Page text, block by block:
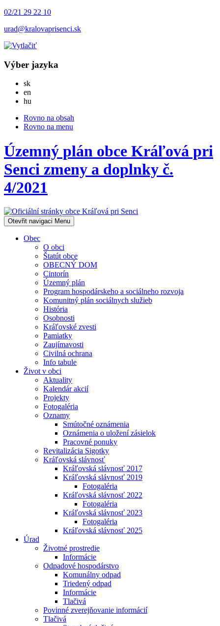
02/21 29 22 10
urad@kralovaprisenci.sk
Výber jazyka
skSlovensky
en
hu
Rovno na obsah
Rovno na menu
Územný plán obce Kráľová pri
Senci zmeny a doplnky č.
4/2021
Otevřit navigaci Menu
Obec
O obci
Štatút obce
OBECNÝ DOM
Cintorín
Územný plán
Program hospodárskeho a sociálneho rozvoja
Komunitný plán sociálnych služieb
História
Osobnosti
Kráľovské zvesti
Pamiatky
Zaujímavosti
Civilná ochrana
Info tabule
Život v obci
Aktuality
Kalendár akcií
Projekty
Fotogaléria
Oznamy
Smútočné oznámenia
Oznámenia o uložení zásielok
Pracovné ponuky
Revitalizácia Sigotky
Kráľovská slávnosť
Kráľovská slávnosť 2017
Kráľovská slávnosť 2019
Fotogaléria
Kráľovská slávnosť 2022
Fotogaléria
Kráľovská slávnosť 2023
Fotogaléria
Kráľovská slávnosť 2025
Úrad
Životné prostredie
Informácie
Odpadové hospodárstvo
Komunálny odpad
Triedený odpad
Informácie
Tlačivá
Povinné zverejňovanie informácií
Tlačivá